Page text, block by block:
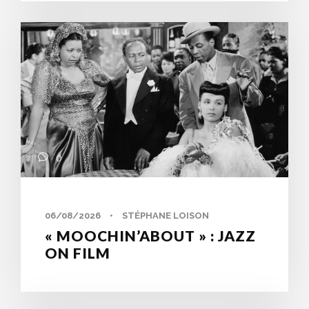
0
06/08/2026 • STÉPHANE LOISON
« MOOCHIN’ABOUT » : JAZZ
ON FILM